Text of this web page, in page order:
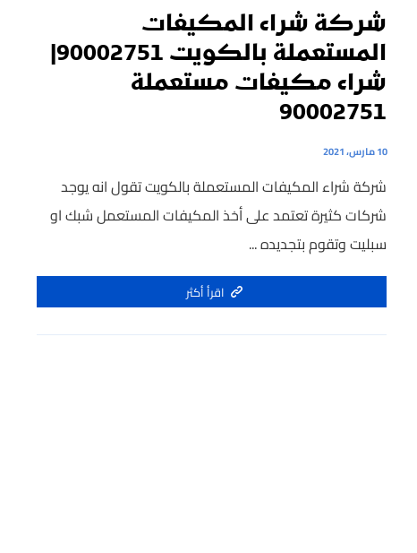
شركة شراء المكيفات
المستعملة بالكويت 90002751|
شراء مكيفات مستعملة
90002751
10 مارس، 2021
شركة شراء المكيفات المستعملة بالكويت تقول انه يوجد
شركات كثيرة تعتمد على أخذ المكيفات المستعمل شبك او
سبليت وتقوم بتجديده ...
اقرأ أكثر